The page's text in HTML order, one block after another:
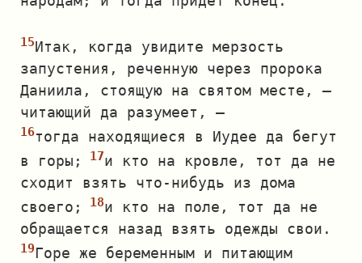
Итак, когда увидите мерзость
запустения, реченную через пророка
Даниила, стоящую на святом месте, —
читающий да разумеет, —
тогда находящиеся в Иудее да бегут
в горы;
и кто на кровле, тот да не
сходит взять что‐нибудь из дома
своего;
и кто на поле, тот да не
обращается назад взять одежды свои.
Горе же беременным и питающим